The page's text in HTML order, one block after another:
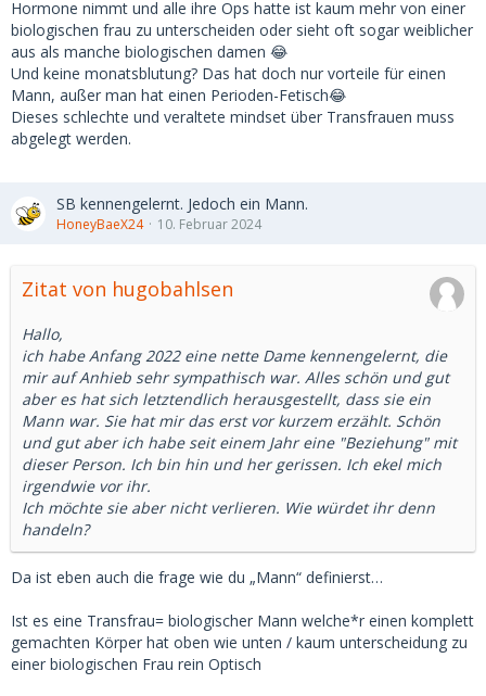
Dann fehlt auch noch die monatliche Blutung.
Für mich gibt es nur zwei Schlußfolgerungen.
Du hast noch nie vorher eine Beziehung mit einer Frau
gehabt oder sie veralbert dich. Sie ist eine Frau und will
dich testen, wie du reagierst.
Anyway. Wenn du es ein Jahr lang nicht gemerkt hast, ist
doch auch egal.
Hormone nimmt und alle ihre Ops hatte ist kaum mehr von einer
biologischen frau zu unterscheiden oder sieht oft sogar weiblicher
aus als manche biologischen damen 😂
Und keine monatsblutung? Das hat doch nur vorteile für einen
Mann, außer man hat einen Perioden-Fetisch😂
Dieses schlechte und veraltete mindset über Transfrauen muss
abgelegt werden.
SB kennengelernt. Jedoch ein Mann.
HoneyBaeX24 10. Februar 2024
Zitat von hugobahlsen
Hallo,
ich habe Anfang 2022 eine nette Dame kennengelernt, die
mir auf Anhieb sehr sympathisch war. Alles schön und gut
aber es hat sich letztendlich herausgestellt, dass sie ein
Mann war. Sie hat mir das erst vor kurzem erzählt. Schön
und gut aber ich habe seit einem Jahr eine "Beziehung" mit
dieser Person. Ich bin hin und her gerissen. Ich ekel mich
irgendwie vor ihr.
Ich möchte sie aber nicht verlieren. Wie würdet ihr denn
handeln?
Da ist eben auch die frage wie du „Mann“ definierst…
Ist es eine Transfrau= biologischer Mann welche*r einen komplett
gemachten Körper hat oben wie unten / kaum unterscheidung zu
einer biologischen Frau rein Optisch